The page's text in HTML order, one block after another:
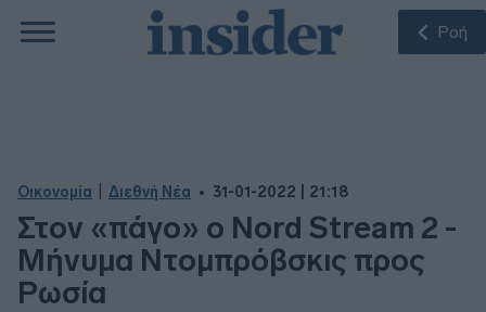
Ροή
Οικονομία Διεθνή Νέα 31-01-2022 | 21:18
Στον «πάγο» ο Nord Stream 2 -
Μήνυμα Ντομπρόβσκις προς
Ρωσία